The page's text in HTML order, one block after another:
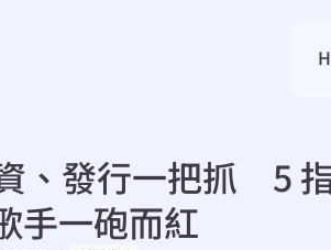
、發行一把抓　5
手一砲而紅